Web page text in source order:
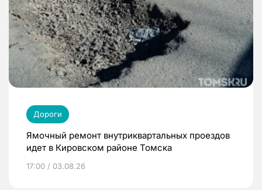
Дороги
Ямочный ремонт внутриквартальных проездов
идет в Кировском районе Томска
17:00 / 03.08.26